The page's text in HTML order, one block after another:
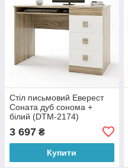
Стіл письмовий Еверест
Соната дуб сонома +
білий (DTM-2174)
3 697 ₴
Купити